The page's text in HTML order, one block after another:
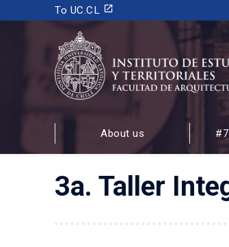
To UC.CL launch
INSTITUTO DE
Y TERRITORIALES
FACULTAD DE ARQUITECTURA,
About us
3a. Taller